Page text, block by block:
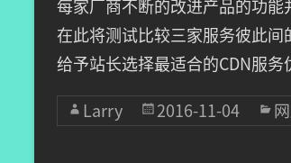
每家厂商不断的改进产品的功能
在此将测试比较三家服务彼此间
给予站长选择最适合的CDN服务
Larry
2016-11-04